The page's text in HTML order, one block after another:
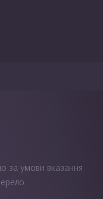
за умови вказання